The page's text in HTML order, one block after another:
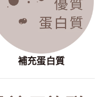
補充蛋白質